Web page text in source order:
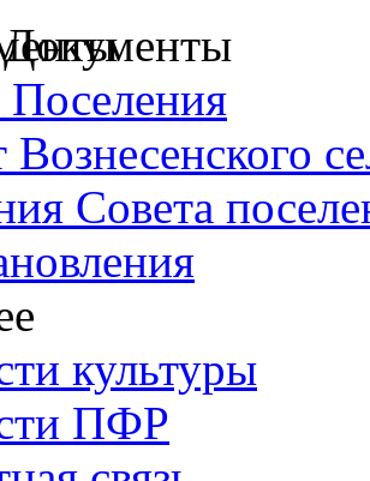
Документы
Поселения
Вознесенского
Совета
культуры
ПФР